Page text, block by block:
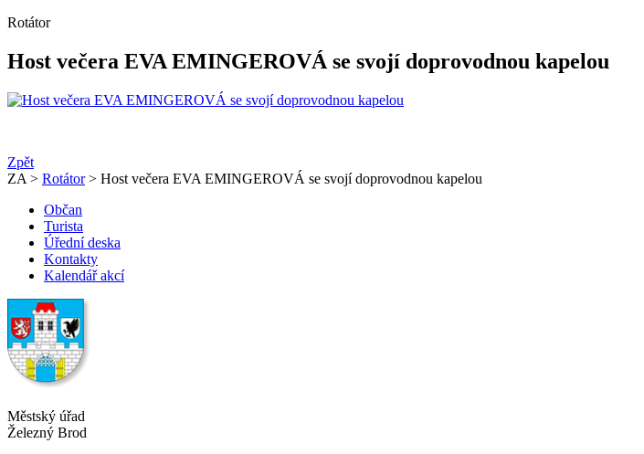
Rotátor
Host večera EVA EMINGEROVÁ se svojí doprovodnou kapelou
Zpět
ZA > Rotátor> Host večera EVA EMINGEROVÁ se svojí doprovodnou kapelou
Občan
Turista
Úřední deska
Kontakty
Kalendář akcí
Městský úřad
Železný Brod